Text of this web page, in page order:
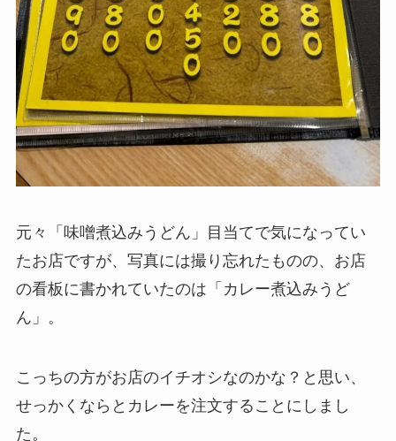
元々「味噌煮込みうどん」目当てで気になってい
たお店ですが、写真には撮り忘れたものの、お店
の看板に書かれていたのは「カレー煮込みうど
ん」。
こっちの方がお店のイチオシなのかな？と思い、
せっかくならとカレーを注文することにしまし
た。